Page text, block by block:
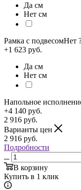
Да см
Нет см
Рамка с подвесомНет
+1 623 руб.
Да см
Нет см
Напольное
+4 140 руб.
2 916 руб.
Варианты цен
2 916 руб.
Подробности
В корзину
Купить в 1 клик